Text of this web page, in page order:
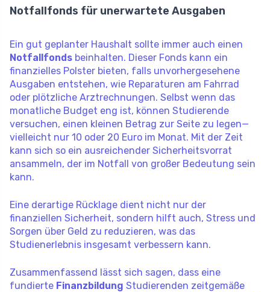
Notfallfonds für unerwartete Ausgaben
Ein gut geplanter Haushalt sollte immer auch einen
Notfallfonds beinhalten. Dieser Fonds kann ein
finanzielles Polster bieten, falls unvorhergesehene
Ausgaben entstehen, wie Reparaturen am Fahrrad
oder plötzliche Arztrechnungen. Selbst wenn das
monatliche Budget eng ist, können Studierende
versuchen, einen kleinen Betrag zur Seite zu legen—
vielleicht nur 10 oder 20 Euro im Monat. Mit der Zeit
kann sich so ein ausreichender Sicherheitsvorrat
ansammeln, der im Notfall von großer Bedeutung sein
kann.
Eine derartige Rücklage dient nicht nur der
finanziellen Sicherheit, sondern hilft auch, Stress und
Sorgen über Geld zu reduzieren, was das
Studienerlebnis insgesamt verbessern kann.
Zusammenfassend lässt sich sagen, dass eine
fundierte Finanzbildung Studierenden zeitgemäße